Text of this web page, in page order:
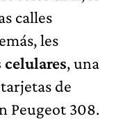
calles
les
celulares, una
de
Peugeot 308.